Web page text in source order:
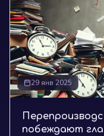
29 янв 2025
побеждают